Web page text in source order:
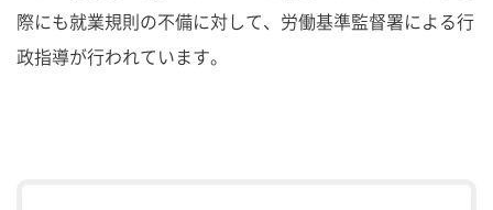
際にも就業規則の不備に対して、労働基準監督署による行
政指導が行われています。